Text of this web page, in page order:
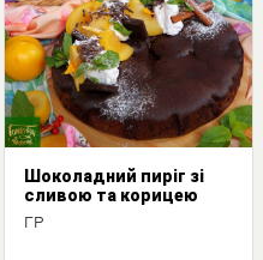
Шоколадний пиріг зі
сливою та корицею
ГР